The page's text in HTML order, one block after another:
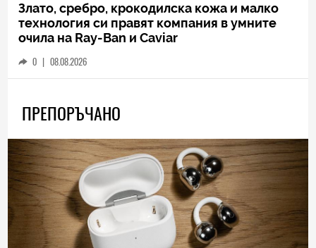
Злато, сребро, крокодилска кожа и малко
технология си правят компания в умните
очила на Ray-Ban и Caviar
0 | 08.08.2026
ПРЕПОРЪЧАНО